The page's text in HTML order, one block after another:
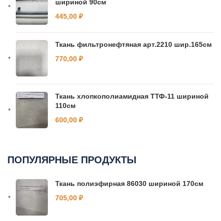
шириной 90см
445,00 ₽
Ткань фильтронефтяная арт.2210 шир.165см
770,00 ₽
Ткань хлопкополиамидная ТТФ-11 шириной
110см
600,00 ₽
ПОПУЛЯРНЫЕ ПРОДУКТЫ
Ткань полиэфирная 86030 шириной 170см
705,00 ₽